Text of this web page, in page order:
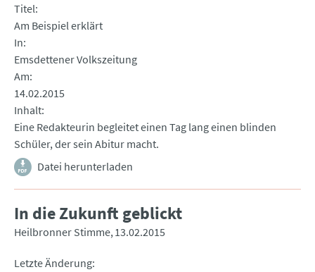
Titel
Am Beispiel erklärt
In
Emsdettener Volkszeitung
Am
14.02.2015
Inhalt
Eine Redakteurin begleitet einen Tag lang einen blinden
Schüler, der sein Abitur macht.
Datei herunterladen
In die Zukunft geblickt
Heilbronner Stimme 13.02.2015
Letzte Änderung